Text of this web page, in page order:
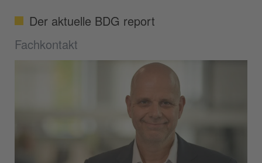
Der aktuelle BDG report
Fachkontakt